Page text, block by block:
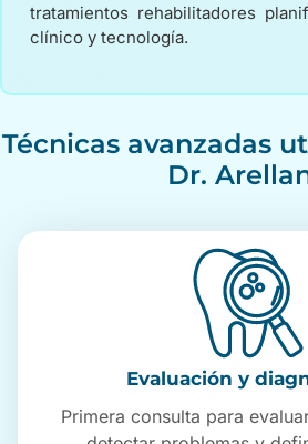
tratamientos rehabilitadores
clínico y tecnología.
Técnicas avanzadas
Dr.
Evaluación y
Primera consulta para